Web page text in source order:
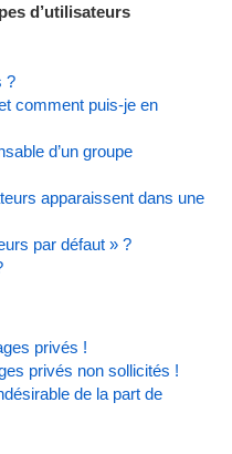
d’utilisateurs
?
comment puis-je en
d’un groupe
apparaissent dans une
par défaut » ?
privés !
privés non sollicités !
de la part de